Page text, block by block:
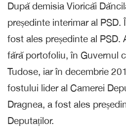
După demisia Vioricăi
președinte interimar al PSD.
fost ales președinte al PSD.
fără portofoliu, în Guvernul
Tudose, iar în decembrie
fostului lider al Camerei
Dragnea, a fost ales
Deputaților.